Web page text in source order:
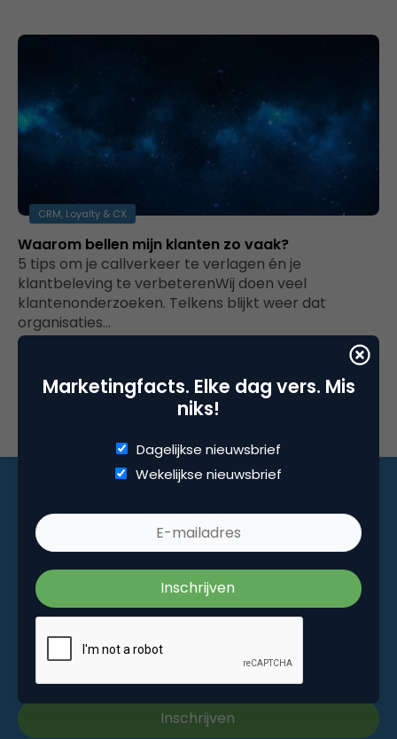
CRM, Loyalty & CX
Waarom bellen mijn klanten zo vaak?
5 tips om je callverkeer te verlagen én je
klantbeleving te verbeterenWij doen veel
klantenonderzoeken. Telkens blijkt weer dat
organisaties…
Marketingfacts. Elke dag vers. Mis
niks!
Dagelijkse nieuwsbrief
Wekelijkse nieuwsbrief
Marketingfacts. Elke dag vers. Mis niks!
Dagelijkse nieuwsbrief
Wekelijkse nieuwsbrief